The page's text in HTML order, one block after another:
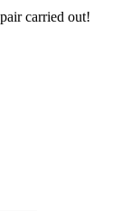
carried out!